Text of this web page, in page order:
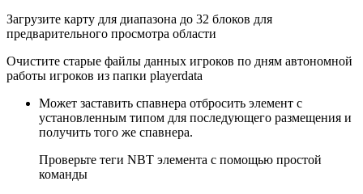
Загрузите карту для диапазона до 32 блоков для
предварительного просмотра области
Очистите старые файлы данных игроков по дням автономной
работы игроков из папки playerdata
Может заставить спавнера отбросить элемент с
установленным типом для последующего размещения и
получить того же спавнера.
Проверьте теги NBT элемента с помощью простой
команды